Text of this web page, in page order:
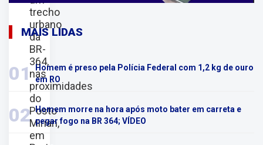
trecho
urbano
da
BR-
364,
nas
proximidades
do
Posto
Mirian,
em
MAIS LIDAS
01
Homem é preso pela Polícia Federal com 1,2 kg de ouro
em RO
02
Homem morre na hora após moto bater em carreta e
pegar fogo na BR 364; VÍDEO